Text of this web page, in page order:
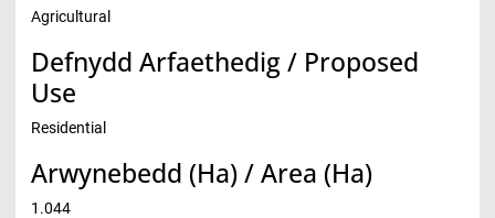
Agricultural
Defnydd Arfaethedig / Proposed
Use
Residential
Arwynebedd (Ha) / Area (Ha)
1.044